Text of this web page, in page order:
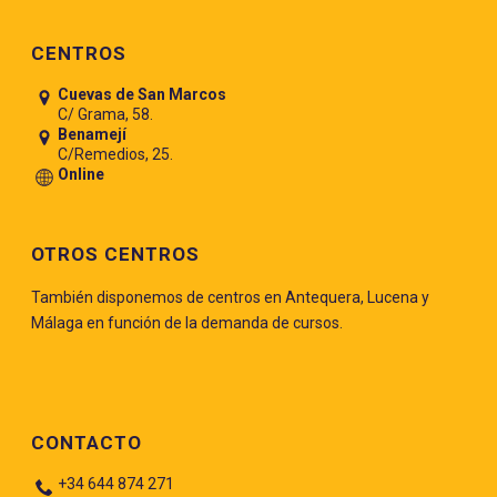
CENTROS
Cuevas de San Marcos
C/ Grama, 58.
Benamejí
C/Remedios, 25.
Online
OTROS CENTROS
También disponemos de centros en Antequera, Lucena y
Málaga en función de la demanda de cursos.
CONTACTO
+34 644 874 271